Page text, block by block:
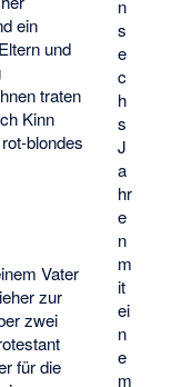
n
s
e
c
h
s
J
a
hr
e
n
m
it
ei
n
e
m
ein
und
traten
Kinn
blondes
Vater
zur
zwei
für die